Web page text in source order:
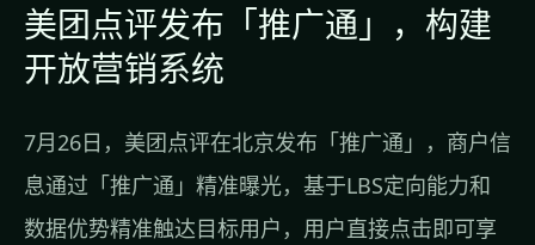
美团点评发布「推广通」，构建
开放营销系统
7月26日，美团点评在北京发布「推广通」，商户信
息通过「推广通」精准曝光，基于LBS定向能力和
数据优势精准触达目标用户，用户直接点击即可享